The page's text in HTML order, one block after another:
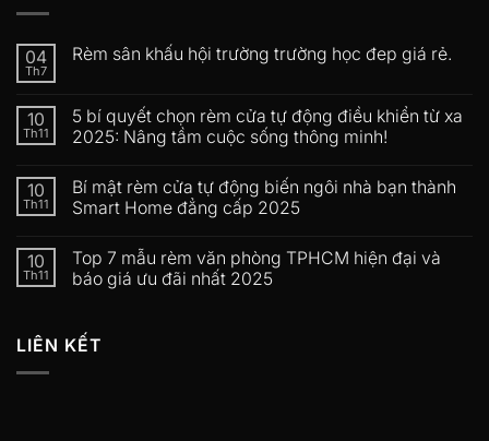
04
Th7
Rèm sân khấu hội trường trường học đep giá rẻ.
10
Th11
5 bí quyết chọn rèm cửa tự động điều khiển từ xa
2025: Nâng tầm cuộc sống thông minh!
10
Th11
Bí mật rèm cửa tự động biến ngôi nhà bạn thành
Smart Home đẳng cấp 2025
10
Th11
Top 7 mẫu rèm văn phòng TPHCM hiện đại và
báo giá ưu đãi nhất 2025
LIÊN KẾT